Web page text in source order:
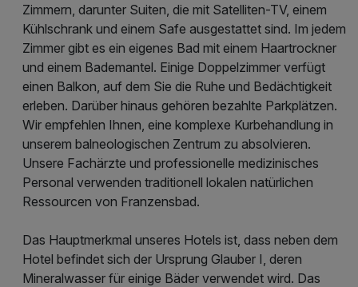
Zimmern, darunter Suiten, die mit Satelliten-TV, einem
Kühlschrank und einem Safe ausgestattet sind. Im jedem
Zimmer gibt es ein eigenes Bad mit einem Haartrockner
und einem Bademantel. Einige Doppelzimmer verfügt
einen Balkon, auf dem Sie die Ruhe und Bedächtigkeit
erleben. Darüber hinaus gehören bezahlte Parkplätzen.
Wir empfehlen Ihnen, eine komplexe Kurbehandlung in
unserem balneologischen Zentrum zu absolvieren.
Unsere Fachärzte und professionelle medizinisches
Personal verwenden traditionell lokalen natürlichen
Ressourcen von Franzensbad.
Das Hauptmerkmal unseres Hotels ist, dass neben dem
Hotel befindet sich der Ursprung Glauber I, deren
Mineralwasser für einige Bäder verwendet wird. Das